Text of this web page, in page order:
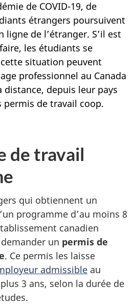
de COVID-19, de
étrangers poursuivent
ligne de l’étranger. S’il est
les étudiants se
situation peuvent
professionnel au Canada
distance, depuis leur pays
permis de travail coop.
de travail
qui obtiennent un
programme d’au moins 8
canadien
un permis de
. Ce permis les laisse
admissible au
3 ans, selon la durée de